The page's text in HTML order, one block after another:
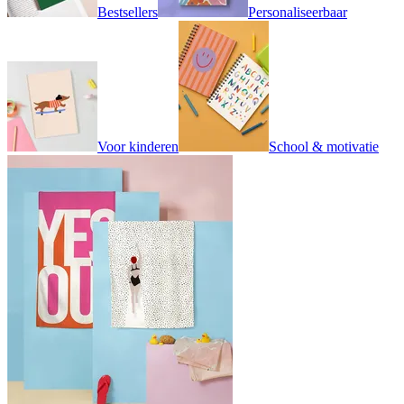
Bestsellers Personaliseerbaar
Voor kinderen School & motivatie